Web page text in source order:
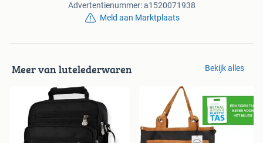
Advertentienummer: a1520071938
Meld aan Marktplaats
Meer van lutelederwaren Bekijk alles